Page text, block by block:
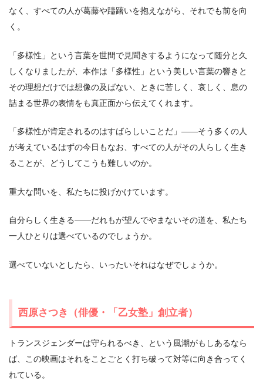
なく、すべての人が葛藤や躊躇いを抱えながら、それでも前を向
く。
「多様性」という言葉を世間で見聞きするようになって随分と久
しくなりましたが、本作は「多様性」という美しい言葉の響きと
その理想だけでは想像の及ばない、ときに苦しく、哀しく、息の
詰まる世界の表情をも真正面から伝えてくれます。
「多様性が肯定されるのはすばらしいことだ」――そう多くの人
が考えているはずの今日もなお、すべての人がその人らしく生き
ることが、どうしてこうも難しいのか。
重大な問いを、私たちに投げかけています。
自分らしく生きる――だれもが望んでやまないその道を、私たち
一人ひとりは選べているのでしょうか。
選べていないとしたら、いったいそれはなぜでしょうか。
西原さつき（俳優・「乙女塾」創立者）
トランスジェンダーは守られるべき、という風潮がもしあるなら
ば、この映画はそれをことごとく打ち破って対等に向き合ってく
れている。